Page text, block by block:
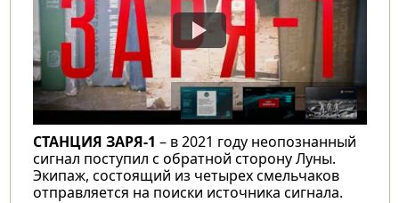
СТАНЦИЯ ЗАРЯ-1 – в 2021 году неопознанный
сигнал поступил с обратной сторону Луны.
Экипаж, состоящий из четырех смельчаков
отправляется на поиски источника сигнала.